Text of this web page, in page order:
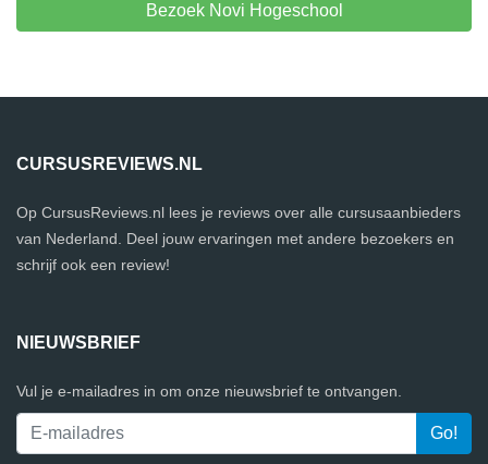
Bezoek Novi Hogeschool
CURSUSREVIEWS.NL
Op CursusReviews.nl lees je reviews over alle cursusaanbieders
van Nederland. Deel jouw ervaringen met andere bezoekers en
schrijf ook een review!
NIEUWSBRIEF
Vul je e-mailadres in om onze nieuwsbrief te ontvangen.